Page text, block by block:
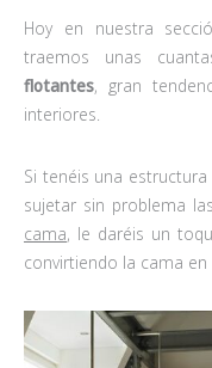
Hoy en nuestra
traemos unas
flotantes, gran
interiores.
Si tenéis una
sujetar sin problema las
cama, le daréis un
convirtiendo la cama en